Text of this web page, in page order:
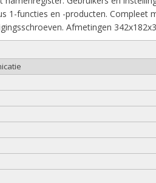
1-functies en -producten.
Afmetingen